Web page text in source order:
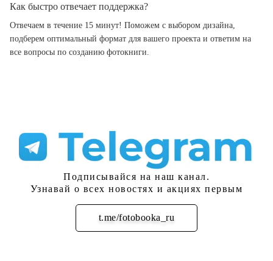
Как быстро отвечает поддержка?
Отвечаем в течение 15 минут! Поможем с выбором дизайна,
подберем оптимальный формат для вашего проекта и ответим на
все вопросы по созданию фотокниги.
Подписывайся на наш канал.
Узнавай о всех новостях и акциях первым
t.me/fotobooka_ru
Подписаться